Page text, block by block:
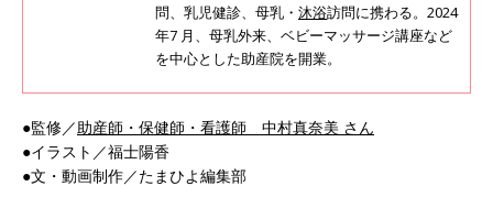
問、乳児健診、母乳・ 沐浴訪問に携わる。2024
年7 月、母乳外来、ベビーマッサージ講座など
を中心とした助産院を開業。
●監修／助産師・保健師・看護師 中村真奈美 さん
●イラスト／福士陽香
●文・動画制作／たまひよ編集部